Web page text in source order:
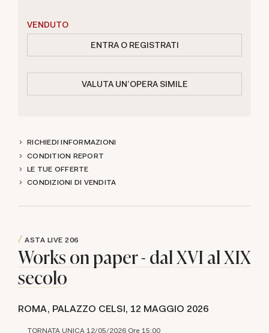
VENDUTO
ENTRA O REGISTRATI
VALUTA UN'OPERA SIMILE
RICHIEDI INFORMAZIONI
CONDITION REPORT
LE TUE OFFERTE
CONDIZIONI DI VENDITA
ASTA LIVE 206
Works on paper - dal XVI al XIX
secolo
ROMA, PALAZZO CELSI, 12 MAGGIO 2026
TORNATA UNICA 12/05/2026 Ore 15:00